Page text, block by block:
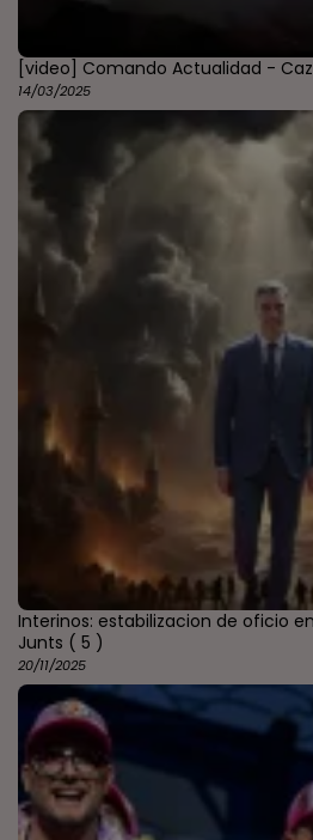
[video] Comando Actualidad -
14/03/2025
Interinos: estabilizacion de oficio
Junts ( 5 )
20/11/2025